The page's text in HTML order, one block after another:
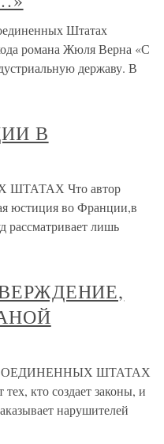
Штатах
романа Жюля Верна «С
державу. В
В
Что автор
юстиция во Франции,в
лишь
ШТАТАХ
кто создает законы, и
нарушителей